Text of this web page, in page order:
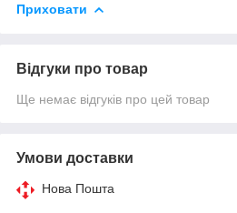
Приховати
Відгуки про товар
Ще немає відгуків про цей товар
Умови доставки
Нова Пошта